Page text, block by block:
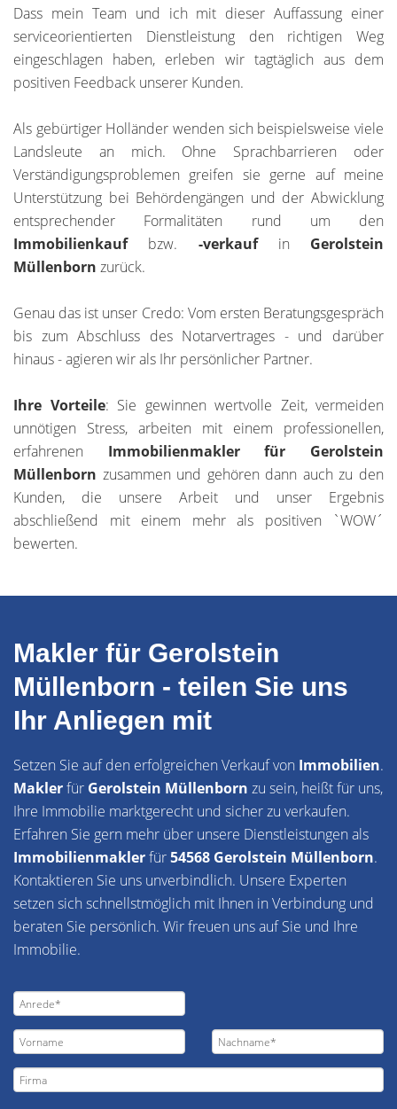
Dass mein Team und ich mit dieser Auffassung einer
serviceorientierten Dienstleistung den richtigen Weg
eingeschlagen haben, erleben wir tagtäglich aus dem
positiven Feedback unserer Kunden.
Als gebürtiger Holländer wenden sich beispielsweise viele
Landsleute an mich. Ohne Sprachbarrieren oder
Verständigungsproblemen greifen sie gerne auf meine
Unterstützung bei Behördengängen und der Abwicklung
entsprechender Formalitäten rund um den
Immobilienkauf bzw. -verkauf in Gerolstein
Müllenborn zurück.
Genau das ist unser Credo: Vom ersten Beratungsgespräch
bis zum Abschluss des Notarvertrages - und darüber
hinaus - agieren wir als Ihr persönlicher Partner.
Ihre Vorteile: Sie gewinnen wertvolle Zeit, vermeiden
unnötigen Stress, arbeiten mit einem professionellen,
erfahrenen Immobilienmakler für Gerolstein
Müllenborn zusammen und gehören dann auch zu den
Kunden, die unsere Arbeit und unser Ergebnis
abschließend mit einem mehr als positiven `WOW´
bewerten.
Makler für Gerolstein
Müllenborn - teilen Sie uns
Ihr Anliegen mit
Setzen Sie auf den erfolgreichen Verkauf von Immobilien.
Maklerfür Gerolstein Müllenborn zu sein, heißt für uns,
Ihre Immobilie marktgerecht und sicher zu verkaufen.
Erfahren Sie gern mehr über unsere Dienstleistungen als
Immobilienmaklerfür54568 Gerolstein Müllenborn.
Kontaktieren Sie uns unverbindlich. Unsere Experten
setzen sich schnellstmöglich mit Ihnen in Verbindung und
beraten Sie persönlich. Wir freuen uns auf Sie und Ihre
Immobilie.